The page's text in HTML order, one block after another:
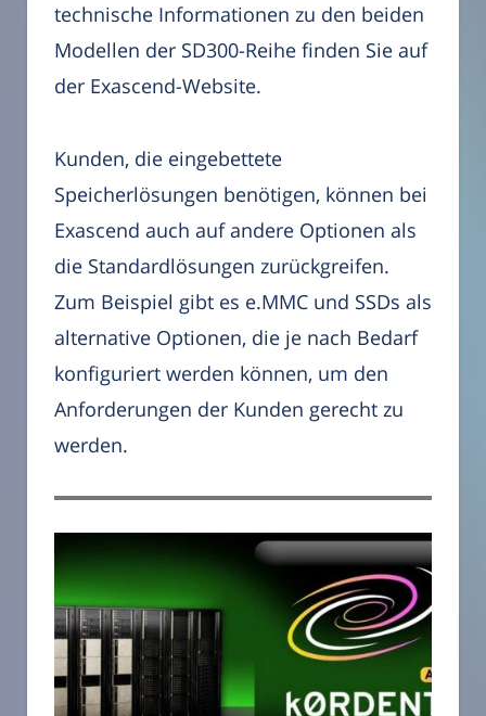
technische Informationen zu den beiden
Modellen der SD300-Reihe finden Sie auf
der Exascend-Website.
Kunden, die eingebettete
Speicherlösungen benötigen, können bei
Exascend auch auf andere Optionen als
die Standardlösungen zurückgreifen.
Zum Beispiel gibt es e.MMC und SSDs als
alternative Optionen, die je nach Bedarf
konfiguriert werden können, um den
Anforderungen der Kunden gerecht zu
werden.